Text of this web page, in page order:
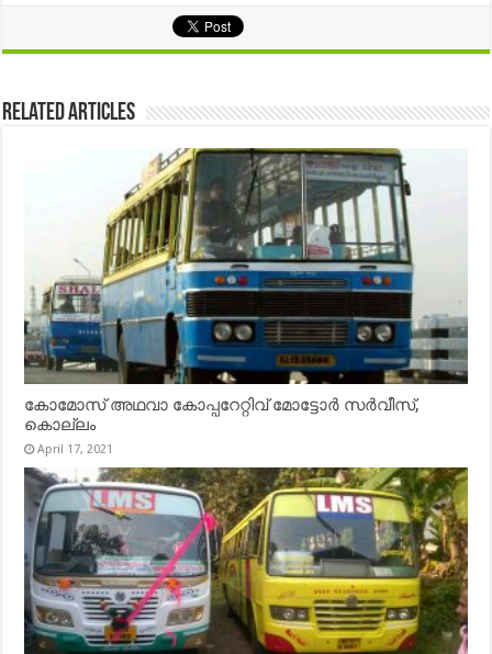
Related Articles
കോമോസ് അഥവാ കോപ്പറേറ്റിവ് മോട്ടോര്‍ സര്‍വീസ്,
കൊല്ലം
April 17, 2021